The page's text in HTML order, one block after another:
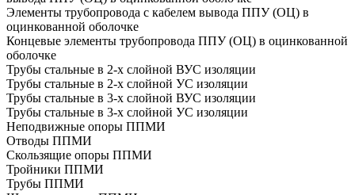
Элементы трубопровода с кабелем вывода ППУ (ОЦ) в
оцинкованной оболочке
Концевые элементы трубопровода ППУ (ОЦ) в оцинкованной
оболочке
Трубы стальные в 2-х слойной ВУС изоляции
Трубы стальные в 2-х слойной УС изоляции
Трубы стальные в 3-х слойной ВУС изоляции
Трубы стальные в 3-х слойной УС изоляции
Неподвижные опоры ППМИ
Отводы ППМИ
Скользящие опоры ППМИ
Тройники ППМИ
Трубы ППМИ